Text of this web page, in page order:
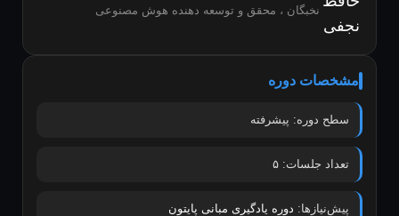
نخبگان ، محقق و توسعه دهنده هوش مصنوعی
مشخصات دوره
سطح دوره: پیشرفته
تعداد جلسات: ۵
پیش‌نیازها: دوره یادگیری مبانی پایتون